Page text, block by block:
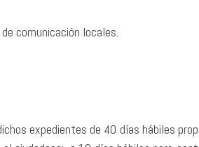
comunicación locales.
expedientes de 40 días hábiles